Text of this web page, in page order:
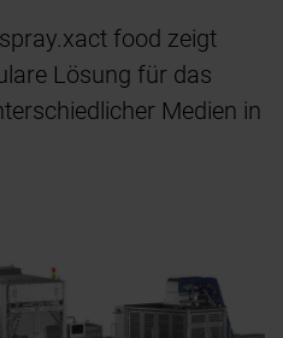
food zeigt
Lösung für das
Medien in